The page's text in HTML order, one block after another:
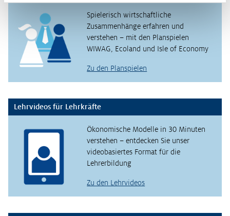
Spielerisch wirtschaftliche
Zusammenhänge erfahren und
verstehen – mit den Planspielen
WIWAG, Ecoland und Isle of Economy
Zu den Planspielen
Lehrvideos für Lehrkräfte
Ökonomische Modelle in 30 Minuten
verstehen – entdecken Sie unser
videobasiertes Format für die
Lehrerbildung
Zu den Lehrvideos